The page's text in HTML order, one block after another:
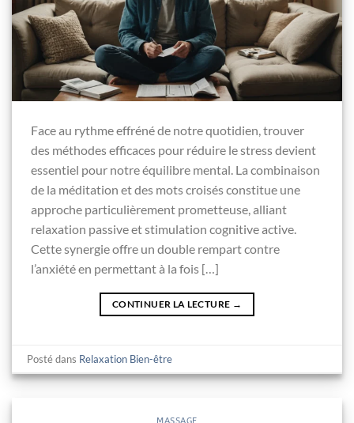
Face au rythme effréné de notre quotidien, trouver
des méthodes efficaces pour réduire le stress devient
essentiel pour notre équilibre mental. La combinaison
de la méditation et des mots croisés constitue une
approche particulièrement prometteuse, alliant
relaxation passive et stimulation cognitive active.
Cette synergie offre un double rempart contre
l’anxiété en permettant à la fois […]
CONTINUER LA LECTURE →
Posté dans Relaxation Bien-être